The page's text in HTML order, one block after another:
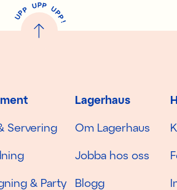
U
P
P UPP UP
P
!
Servering
& Party
Lagerhaus
Om Lagerhaus
Jobba hos oss
Blogg